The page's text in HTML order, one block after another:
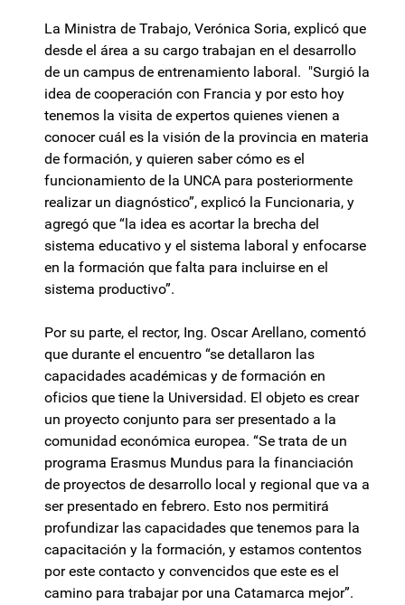
La Ministra de Trabajo, Verónica Soria, explicó que
desde el área a su cargo trabajan en el desarrollo
de un campus de entrenamiento laboral. "Surgió la
idea de cooperación con Francia y por esto hoy
tenemos la visita de expertos quienes vienen a
conocer cuál es la visión de la provincia en materia
de formación, y quieren saber cómo es el
funcionamiento de la UNCA para posteriormente
realizar un diagnóstico”, explicó la Funcionaria, y
agregó que “la idea es acortar la brecha del
sistema educativo y el sistema laboral y enfocarse
en la formación que falta para incluirse en el
sistema productivo”.
Por su parte, el rector, Ing. Oscar Arellano, comentó
que durante el encuentro “se detallaron las
capacidades académicas y de formación en
oficios que tiene la Universidad. El objeto es crear
un proyecto conjunto para ser presentado a la
comunidad económica europea. “Se trata de un
programa Erasmus Mundus para la financiación
de proyectos de desarrollo local y regional que va a
ser presentado en febrero. Esto nos permitirá
profundizar las capacidades que tenemos para la
capacitación y la formación, y estamos contentos
por este contacto y convencidos que este es el
camino para trabajar por una Catamarca mejor”.